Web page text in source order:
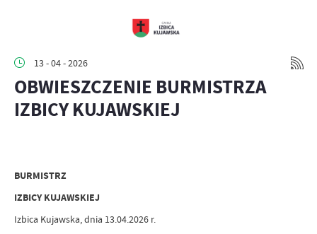
13 - 04 - 2026
OBWIESZCZENIE BURMISTRZA
IZBICY KUJAWSKIEJ
BURMISTRZ
IZBICY KUJAWSKIEJ
Izbica Kujawska, dnia 13.04.2026 r.